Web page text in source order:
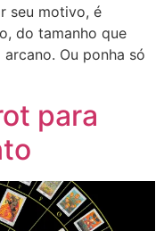
seu motivo, é
do tamanho que
Ou ponha só
para